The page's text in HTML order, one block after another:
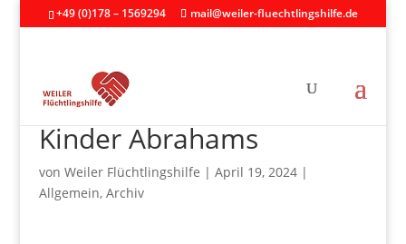
+49 (0)178 – 1569294 mail@weiler-fluechtlingshilfe.de
Kinder Abrahams
von Weiler Flüchtlingshilfe | April 19, 2024|
Allgemein, Archiv